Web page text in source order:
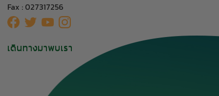
Fax : 027317256
เดินทางมาพบเรา